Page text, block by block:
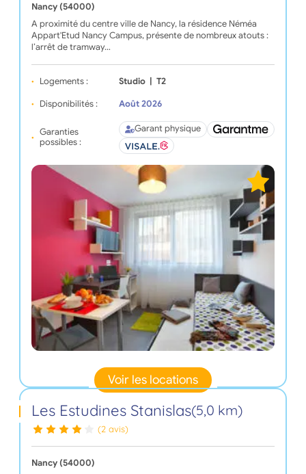
Nancy (54000)
A proximité du centre ville de Nancy, la résidence Néméa
Appart'Etud Nancy Campus, présente de nombreux atouts :
l’arrêt de tramway…
Logements : Studio T2
Disponibilités : Août 2026
Garanties
possibles :
Garant physique
Voir les locations
Les Estudines Stanislas(5,0 km)
(2 avis)
Nancy (54000)